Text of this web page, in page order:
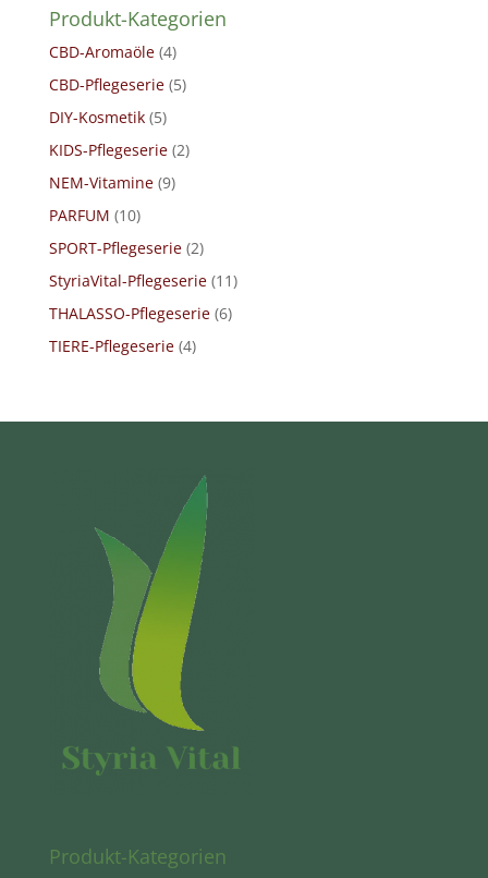
Produkt-Kategorien
CBD-Aromaöle (4)
CBD-Pflegeserie (5)
DIY-Kosmetik (5)
KIDS-Pflegeserie (2)
NEM-Vitamine (9)
PARFUM (10)
SPORT-Pflegeserie (2)
StyriaVital-Pflegeserie (11)
THALASSO-Pflegeserie (6)
TIERE-Pflegeserie (4)
Produkt-Kategorien